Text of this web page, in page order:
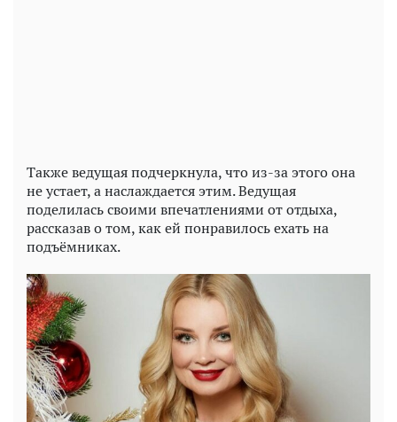
Также ведущая подчеркнула, что из-за этого она
не устает, а наслаждается этим. Ведущая
поделилась своими впечатлениями от отдыха,
рассказав о том, как ей понравилось ехать на
подъёмниках.